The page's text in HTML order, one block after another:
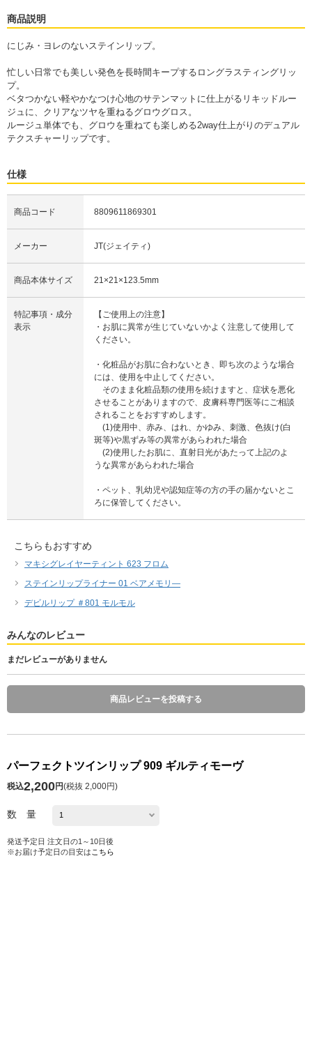
商品説明
にじみ・ヨレのないステインリップ。
忙しい日常でも美しい発色を長時間キープするロングラスティングリッ
プ。
ベタつかない軽やかなつけ心地のサテンマットに仕上がるリキッドルー
ジュに、クリアなツヤを重ねるグロウグロス。
ルージュ単体でも、グロウを重ねても楽しめる2way仕上がりのデュアル
テクスチャーリップです。
仕様
商品コード 8809611869301
メーカー JT(ジェイティ)
商品本体サイズ 21×21×123.5mm
特記事項・成分
表示
【ご使用上の注意】
・お肌に異常が生じていないかよく注意して使用して
ください。
・化粧品がお肌に合わないとき、即ち次のような場合
には、使用を中止してください。
そのまま化粧品類の使用を続けますと、症状を悪化
させることがありますので、皮膚科専門医等にご相談
されることをおすすめします。
(1)使用中、赤み、はれ、かゆみ、刺激、色抜け(白
斑等)や黒ずみ等の異常があらわれた場合
(2)使用したお肌に、直射日光があたって上記のよ
うな異常があらわれた場合
・ペット、乳幼児や認知症等の方の手の届かないとこ
ろに保管してください。
こちらもおすすめ
マキシグレイヤーティント 623 フロム
ステインリップライナー 01 ベアメモリ―
デビルリップ ＃801 モルモル
みんなのレビュー
まだレビューがありません
商品レビューを投稿する
パーフェクトツインリップ 909 ギルティモーヴ
税込2,200円(税抜 2,000円)
数 量
発送予定日 注文日の1～10日後
※お届け予定日の目安は こちら